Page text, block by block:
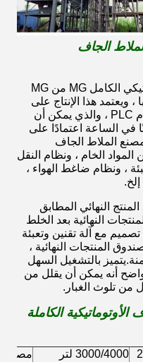
الجاف
يعتمد مصنع الملاط الجاف الأوتوماتيكي الكامل MG من MG
هذا الإنتاج على
نظام التحكم الآلي للكمبيوتر المتقدم PLC ، والذي يمكن أن
الإنتاجية إلى 10-70 طنًا في الساعة اعتمادًا على
الملاط الجاف
المواد الخام ، ونظام النقل
، ونظام ضاغط الهواء ،
النهائي المطابق
النهائية بعد الخلط
مع آلة تقنين وتعبئة
المنتجات النهائية ،
بالتشغيل السهل
أنه يمكن أن يقلل من
من تلوث الغبار.
الكاملة
3000/4000 لتر